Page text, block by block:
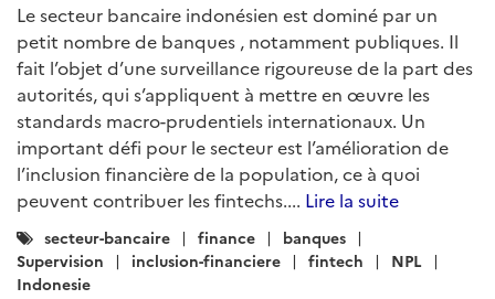
Le secteur bancaire indonésien est dominé par un
petit nombre de banques , notamment publiques. Il
fait l’objet d’une surveillance rigoureuse de la part des
autorités, qui s’appliquent à mettre en œuvre les
standards macro-prudentiels internationaux. Un
important défi pour le secteur est l’amélioration de
l’inclusion financière de la population, ce à quoi
peuvent contribuer les fintechs.... Lire la suite
Catégories
:
secteur-bancaire finance
banques
Supervision
inclusion-financiere fintech
NPL
Indonesie